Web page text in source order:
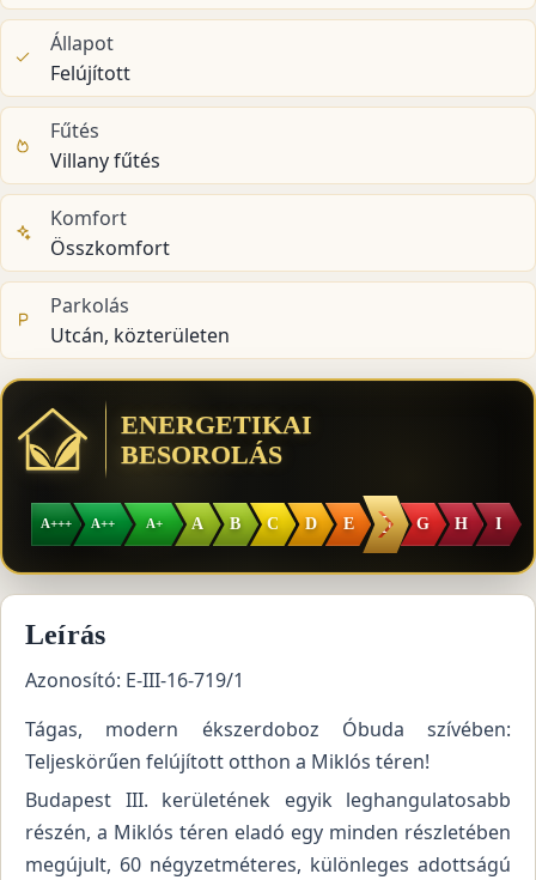
Állapot
Felújított
Fűtés
Villany fűtés
Komfort
Összkomfort
Parkolás
Utcán, közterületen
ENERGETIKAI
BESOROLÁS
A+++ A++ A+ A B C D E F G H I
Leírás
Azonosító: E-III-16-719/1
Tágas, modern ékszerdoboz Óbuda szívében:
Teljeskörűen felújított otthon a Miklós téren!
Budapest III. kerületének egyik leghangulatosabb
részén, a Miklós téren eladó egy minden részletében
megújult, 60 négyzetméteres, különleges adottságú